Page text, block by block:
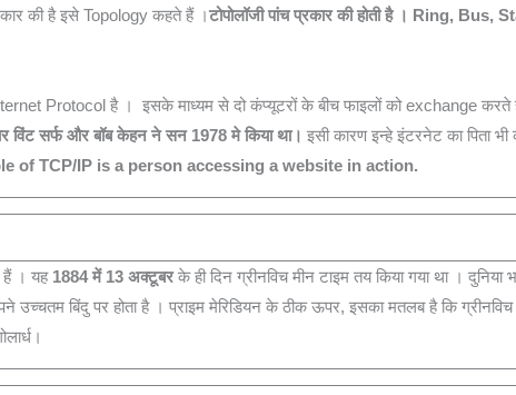
की है इसे Topology कहते हैं ।टोपोलॉजी पांच प्रकार की होती है । Ring,
Protocol है । इसके माध्‍यम से दो कंप्‍यूटरों के बीच फाइलों को exchange करते
विंट सर्फ और बॉब केहन ने सन 1978 मे किया था। इसी कारण इन्हे इंटरनेट का पिता
of TCP/IP is a person accessing a website in action.
हैं । यह 1884 में 13 अक्टूबरके ही दिन ग्रीनविच मीन टाइम तय किया गया था ।
उच्चतम बिंदु पर होता है । प्राइम मेरिडियन के ठीक ऊपर, इसका मतलब है कि